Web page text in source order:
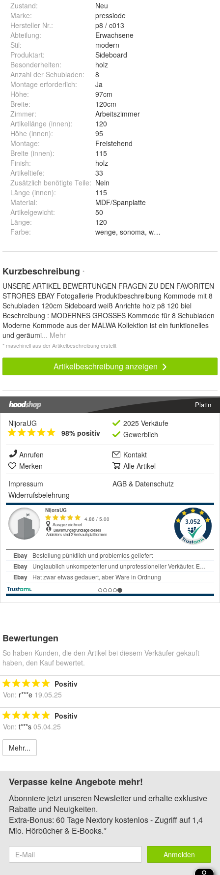
Zustand:
Neu
Marke:
pressiode
Hersteller Nr.:
p8 / c013
Abteilung:
Erwachsene
Stil:
modern
Produktart:
Sideboard
Besonderheiten:
holz
Anzahl der Schubladen:
8
Montage erforderlich:
Ja
Höhe:
97cm
Breite:
120cm
Zimmer:
Arbeitszimmer
Artikellänge (innen):
120
Höhe (innen):
95
Montage:
Freistehend
Breite (innen):
115
Finish:
holz
Artikeltiefe:
33
Zusätzlich benötigte Teile: Nein
Länge (innen):
115
Material:
MDF/Spanplatte
Artikelgewicht:
50
Länge:
120
Farbe:
Kurzbeschreibung *
UNSERE ARTIKEL BEWERTUNGEN FRAGEN ZU DEN FAVORITEN
STRORES EBAY Fotogallerie Produktbeschreibung Kommode mit 8
Schubladen 120cm Sideboard weiß Anrichte holz p8 120 biel
Beschreibung : MODERNES GROSSES Kommode für 8 Schubladen
Moderne Kommode aus der MALWA Kollektion ist ein funktionelles
und geräumi... Mehr
* maschinell aus der Artikelbeschreibung erstellt
Artikelbeschreibung anzeigen
Platin
NijoraUG
98% positiv
2025 Verkäufe
Gewerblich
Anrufen
Kontakt
Merken
Alle Artikel
Impressum
AGB & Datenschutz
Widerrufsbelehrung
Bewertungen
So haben Kunden, die den Artikel bei diesem Verkäufer gekauft
haben, den Kauf bewertet.
Positiv
Von: r***e 19.05.25
Positiv
Von: t***s 05.04.25
Mehr...
Verpasse keine Angebote mehr!
Abonniere jetzt unseren Newsletter und erhalte exklusive
Rabatte und Neuigkeiten.
Extra-Bonus: 60 Tage Nextory kostenlos - Zugriff auf 1,4
Mio. Hörbücher & E-Books.*
Anmelden